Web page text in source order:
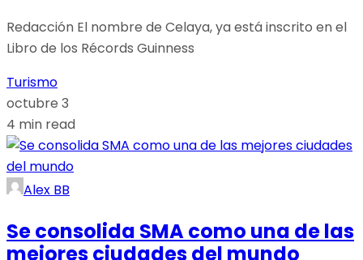
Redacción El nombre de Celaya, ya está inscrito en el
Libro de los Récords Guinness
Turismo
octubre 3
4 min read
Alex BB
Se consolida SMA como una de las
mejores ciudades del mundo